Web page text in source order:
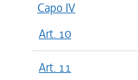
Capo IV
Art. 10
Art. 11